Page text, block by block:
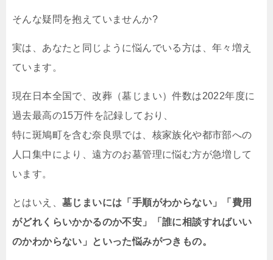
そんな疑問を抱えていませんか?
実は、あなたと同じように悩んでいる方は、年々増え
ています。
現在日本全国で、改葬（墓じまい）件数は2022年度に
過去最高の15万件を記録しており、
特に斑鳩町を含む奈良県では、核家族化や都市部への
人口集中により、遠方のお墓管理に悩む方が急増して
います。
とはいえ、 墓じまいには「手順がわからない」「費用
がどれくらいかかるのか不安」「誰に相談すればいい
のかわからない」といった悩みがつきもの。